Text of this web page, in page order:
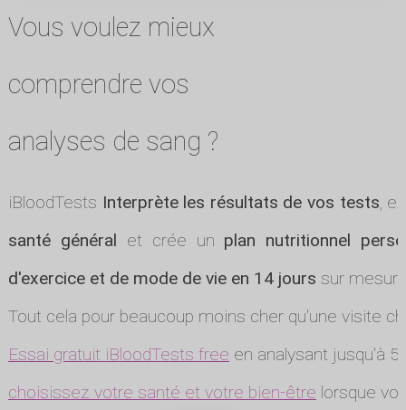
Vous voulez mieux
comprendre vos
analyses de sang ?
iBloodTests Interprète les résultats de vos tests,
santé général et crée un plan nutritionnel
d'exercice et de mode de vie en 14 jours sur
Tout cela pour beaucoup moins cher qu'une visite
Essai gratuit iBloodTests free en analysant jusqu'à
choisissez votre santé et votre bien-être lorsque